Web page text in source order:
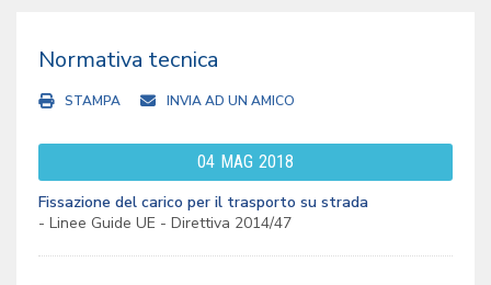
Normativa tecnica
STAMPA INVIA AD UN AMICO
04 MAG 2018
Fissazione del carico per il trasporto su strada
- Linee Guide UE - Direttiva 2014/47